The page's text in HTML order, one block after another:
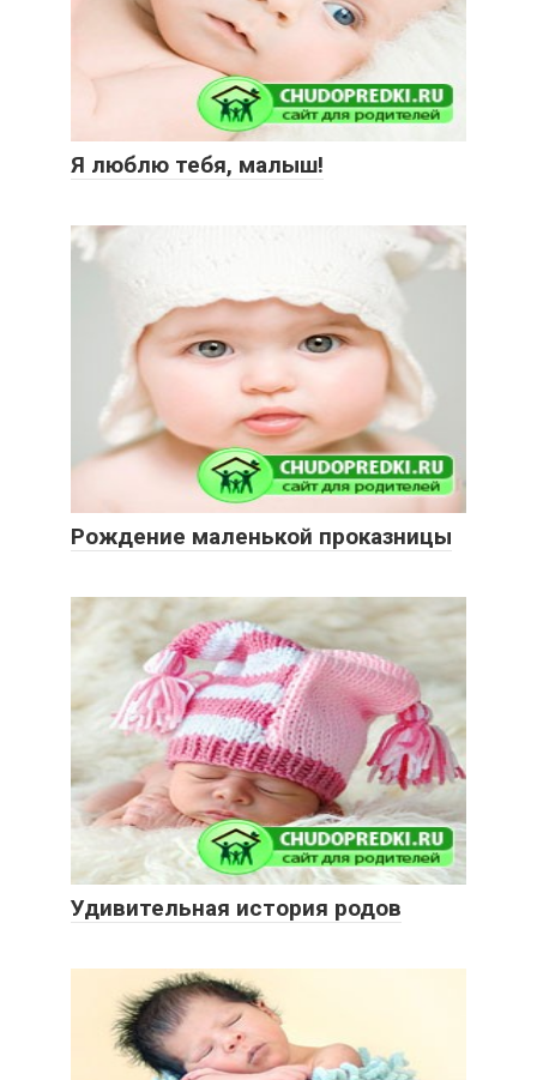
Я люблю тебя, малыш!
Рождение маленькой проказницы
Удивительная история родов